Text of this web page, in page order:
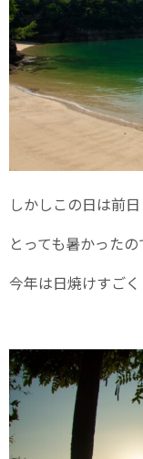
しかしこの日は前
とっても暑かった
今年は日焼けすごく